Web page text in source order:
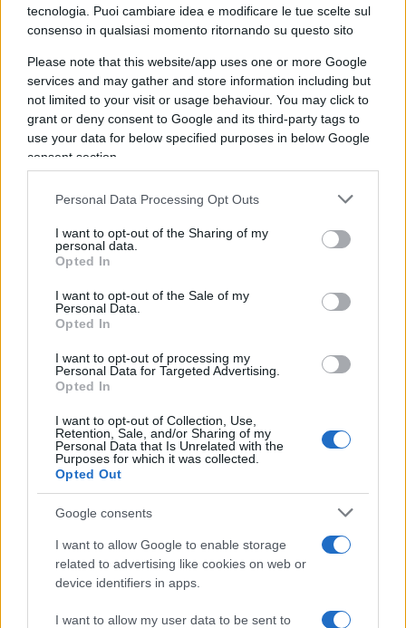
tecnologia. Puoi cambiare idea e modificare le tue scelte sul
consenso in qualsiasi momento ritornando su questo sito
Please note that this website/app uses one or more Google
services and may gather and store information including but
not limited to your visit or usage behaviour. You may click to
grant or deny consent to Google and its third-party tags to
use your data for below specified purposes in below Google
consent section.
Personal Data Processing Opt Outs
I want to opt-out of the Sharing of my
personal data.
Opted In
I want to opt-out of the Sale of my
Personal Data.
Opted In
I want to opt-out of processing my
Personal Data for Targeted Advertising.
Opted In
I want to opt-out of Collection, Use,
Retention, Sale, and/or Sharing of my
Personal Data that Is Unrelated with the
Purposes for which it was collected.
Opted Out
Google consents
I want to allow Google to enable storage
related to advertising like cookies on web or
device identifiers in apps.
I want to allow my user data to be sent to
dare voce a situazioni, non solo politiche, attraverso i
disegni utilizzando da sempre la tecnica riconoscibile
dell'acquerello. Orgogliosamente un liberale di
centrodestra, il vignettista non fatica a trovare le sue
ispirazioni dall’attuale sinistra, che a suo dire, mai
come in questo momento sta dando il “meglio” di sé.
La satira è libertà di espressione o almeno lo è fino a
offende e non è volgare. Una frase di Alexander
Pushkin lo accompagna da sempre: “Dove non arriva
la spada della legge, là giunge la frusta della satira”.
L’ex bomber a gamba tesa sul
caso Roggero: “L’errore è
stato non aver ammazzato il
terzo”
Stefan Schwoch sui social: "Tutta colpa delle
zecche comuniste e dei giudici che cantano bella
Redazione
7 Agosto 2026, 16:02
1.6k